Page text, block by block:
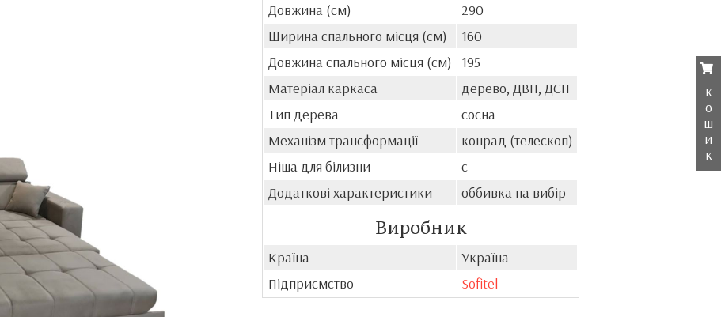
Довжина (см)
290
Ширина спального місця (см)
160
Довжина спального місця (см)
195
Матеріал каркаса
дерево, ДВП, ДСП
Тип дерева
сосна
Механізм трансформації
конрад (телескоп)
Ніша для білизни
є
Додаткові характеристики
оббивка на вибір
Виробник
Країна
Україна
Підприємство
Sofitel
к
о
ш
и
к